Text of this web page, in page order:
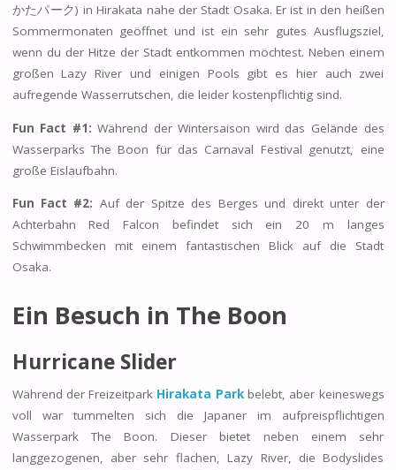
かたパーク) in Hirakata nahe der Stadt Osaka. Er ist in den heißen
Sommermonaten geöffnet und ist ein sehr gutes Ausflugsziel,
wenn du der Hitze der Stadt entkommen möchtest. Neben einem
großen Lazy River und einigen Pools gibt es hier auch zwei
aufregende Wasserrutschen, die leider kostenpflichtig sind.
Fun Fact #1: Während der Wintersaison wird das Gelände des
Wasserparks The Boon für das Carnaval Festival genutzt, eine
große Eislaufbahn.
Fun Fact #2: Auf der Spitze des Berges und direkt unter der
Achterbahn Red Falcon befindet sich ein 20 m langes
Schwimmbecken mit einem fantastischen Blick auf die Stadt
Osaka.
Ein Besuch in The Boon
Hurricane Slider
Während der Freizeitpark Hirakata Parkbelebt, aber keineswegs
voll war tummelten sich die Japaner im aufpreispflichtigen
Wasserpark The Boon. Dieser bietet neben einem sehr
langgezogenen, aber sehr flachen, Lazy River, die Bodyslides